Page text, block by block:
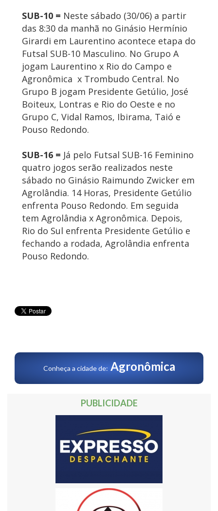
SUB-10 = Neste sábado (30/06) a partir
das 8:30 da manhã no Ginásio Hermínio
Girardi em Laurentino acontece etapa do
Futsal SUB-10 Masculino. No Grupo A
jogam Laurentino x Rio do Campo e
Agronômica x Trombudo Central. No
Grupo B jogam Presidente Getúlio, José
Boiteux, Lontras e Rio do Oeste e no
Grupo C, Vidal Ramos, Ibirama, Taió e
Pouso Redondo.
SUB-16 = Já pelo Futsal SUB-16 Feminino
quatro jogos serão realizados neste
sábado no Ginásio Raimundo Zwicker em
Agrolândia. 14 Horas, Presidente Getúlio
enfrenta Pouso Redondo. Em seguida
tem Agrolândia x Agronômica. Depois,
Rio do Sul enfrenta Presidente Getúlio e
fechando a rodada, Agrolândia enfrenta
Pouso Redondo.
Conheça a cidade de: Agronômica
PUBLICIDADE